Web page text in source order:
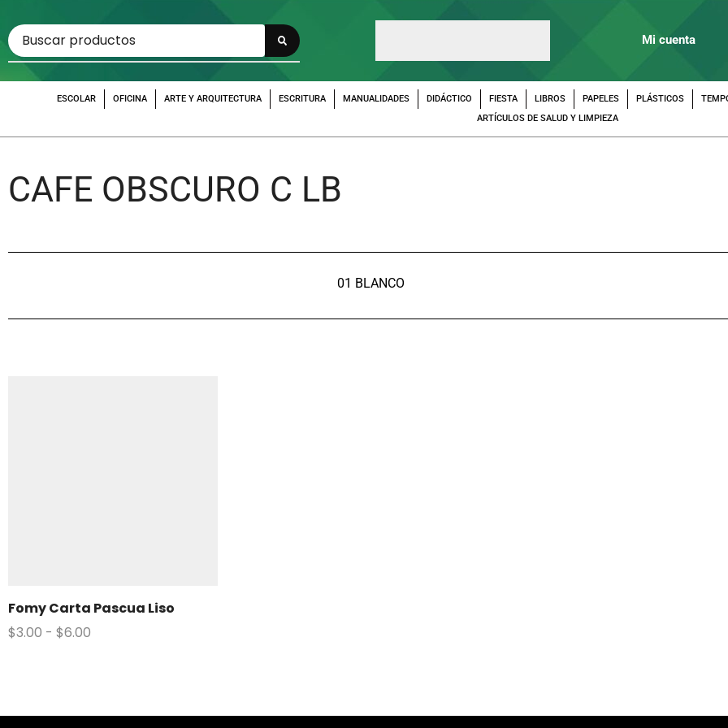
Mi cuenta
ESCOLAR OFICINA ARTE Y ARQUITECTURA ESCRITURA MANUALIDADES DIDÁCTICO FIESTA LIBROS PAPELES PLÁSTICOS
ARTÍCULOS DE SALUD Y LIMPIEZA
CAFE OBSCURO C LB
01 BLANCO
Fomy Carta Pascua Liso
$3.00 - $6.00